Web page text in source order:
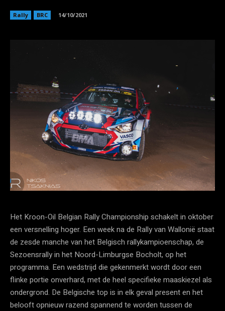
Rally BRC 14/10/2021
Het Kroon-Oil Belgian Rally Championship schakelt in oktober
een versnelling hoger. Een week na de Rally van Wallonië staat
de zesde manche van het Belgisch rallykampioenschap, de
Sezoensrally in het Noord-Limburgse Bocholt, op het
programma. Een wedstrijd die gekenmerkt wordt door een
flinke portie onverhard, met de heel specifieke maaskiezel als
ondergrond. De Belgische top is in elk geval present en het
belooft opnieuw razend spannend te worden tussen de